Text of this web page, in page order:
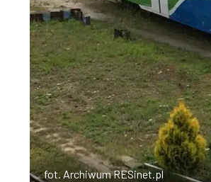
fot. Archiwum RESinet.pl